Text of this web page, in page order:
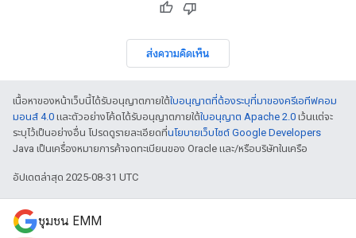
ส่งความคิดเห็น
เนื้อหาของหน้าเว็บนี้ได้รับอนุญาตภายใต้ใบอนุญาตที่ต้องระบุที่มาของครีเอทีฟคอม
มอนส์ 4.0 และตัวอย่างโค้ดได้รับอนุญาตภายใต้ใบอนุญาต Apache 2.0 เว้นแต่จะ
ระบุไว้เป็นอย่างอื่น โปรดดูรายละเอียดที่นโยบายเว็บไซต์ Google Developers
Java เป็นเครื่องหมายการค้าจดทะเบียนของ Oracle และ/หรือบริษัทในเครือ
อัปเดตล่าสุด 2025-08-31 UTC
ชุมชน EMM